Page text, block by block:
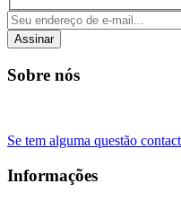
Assinar
Sobre nós
Se tem alguma questão
Informações